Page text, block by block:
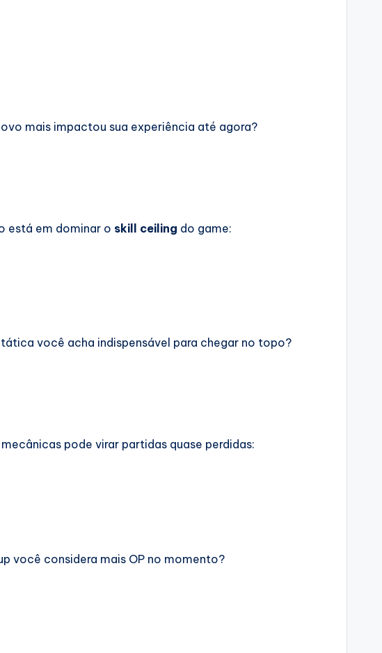
mais impactou sua experiência até agora?
está em dominar o skill ceiling do game:
você acha indispensável para chegar no topo?
pode virar partidas quase perdidas:
você considera mais OP no momento?